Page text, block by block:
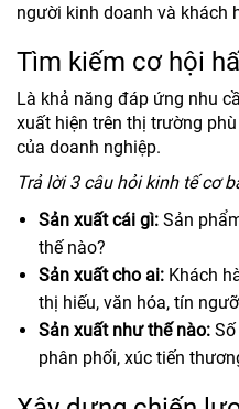
người kinh doanh và khách
Tìm kiếm cơ hội
Là khả năng đáp ứng nhu
xuất hiện trên thị trường
của doanh nghiệp.
Trả lời 3 câu hỏi kinh tế cơ
Sản xuất cái gì: Sản
thế nào?
Sản xuất cho ai: Khách
thị hiếu, văn hóa, tín
Sản xuất như thế nào:
phân phối, xúc tiến